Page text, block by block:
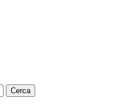
Cerca